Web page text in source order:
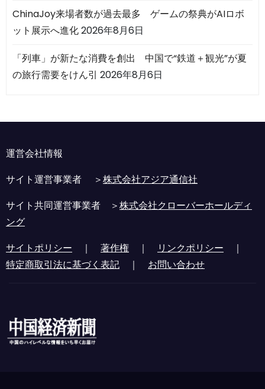
ChinaJoy来場者数が過去最多 ゲームの祭典がAIロボ
ット展示へ進化2026年8月6日
「列車」が新たな消費を創出 中国で“鉄道＋観光”が夏
の旅行需要をけん引 2026年8月6日
運営会社情報
サイト運営事業者 ＞株式会社アジア通信社
サイト共同運営事業者 ＞株式会社クローバーホールディ
ング
サイトポリシー ｜ 著作権 ｜ リンクポリシー ｜
特定商取引法に基づく表記 ｜ お問い合わせ